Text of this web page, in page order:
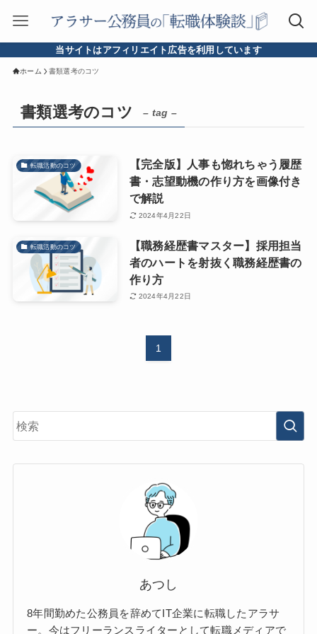
当サイトはアフィリエイト広告を利用しています
ホーム 書類選考のコツ
書類選考のコツ – tag –
転職活動のコツ
【完全版】人事も惚れちゃう履歴
書・志望動機の作り方を画像付き
で解説
2024年4月22日
転職活動のコツ
【職務経歴書マスター】採用担当
者のハートを射抜く職務経歴書の
作り方
2024年4月22日
1
あつし
8年間勤めた公務員を辞めてIT企業に転職したアラサ
ー。今はフリーランスライターとして転職メディアで